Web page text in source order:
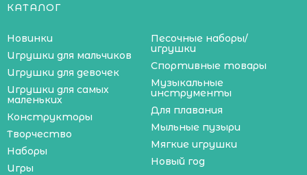
КАТАЛОГ
Новинки
Игрушки для мальчиков
Игрушки для девочек
Игрушки для самых
маленьких
Конструкторы
Творчество
Наборы
Игры
Песочные наборы/
игрушки
Спортивные товары
Музыкальные
инструменты
Для плавания
Мыльные пузыри
Мягкие игрушки
Новый год